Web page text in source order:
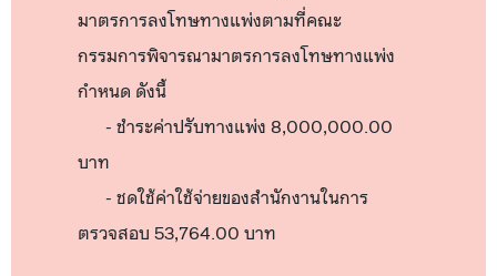
มาตรการลงโทษทางแพ่งตามที่คณะ
กรรมการพิจารณามาตรการลงโทษทางแพ่ง
กำหนด ดังนี้
- ชำระค่าปรับทางแพ่ง 8,000,000.00
บาท
- ชดใช้ค่าใช้จ่ายของสำนักงานในการ
ตรวจสอบ 53,764.00 บาท